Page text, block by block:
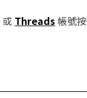
或 Threads 帳號按